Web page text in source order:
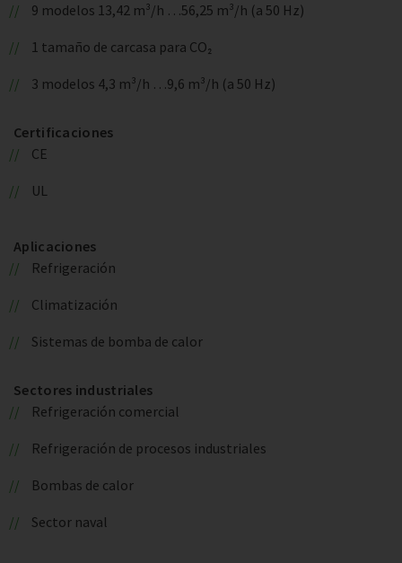
9 modelos 13,42 m³/h …56,25 m³/h (a 50 Hz)
1 tamaño de carcasa para CO₂
3 modelos 4,3 m³/h …9,6 m³/h (a 50 Hz)
Certificaciones
CE
UL
Aplicaciones
Refrigeración
Climatización
Sistemas de bomba de calor
Sectores industriales
Refrigeración comercial
Refrigeración de procesos industriales
Bombas de calor
Sector naval